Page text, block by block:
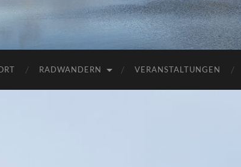
RADWANDERN VERANSTALTUNGEN